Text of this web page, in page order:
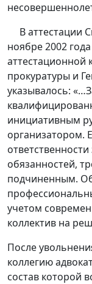
В аттестации
ноябре 2002
аттестационной
прокуратуры и
указывалось:
инициативным
организатором.
обязанностей,
подчиненным.
учетом
коллектив на
После
коллегию
состав которой